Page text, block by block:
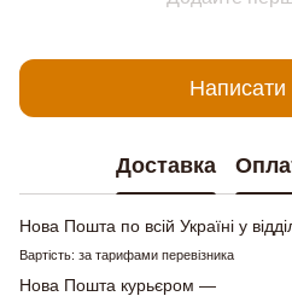
Написати
Доставка
Нова Пошта по всій Україні у
Вартість: за тарифами перевізника
Нова Пошта курьєром —